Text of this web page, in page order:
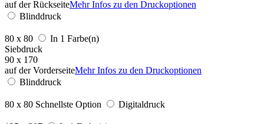
auf der RückseiteMehr Infos zu den Druckoptionen
Blinddruck
80 x 80
In 1 Farbe(n)
Siebdruck
90 x 170
auf der VorderseiteMehr Infos zu den Druckoptionen
Blinddruck
80 x 80 Schnellste Option Digitaldruck